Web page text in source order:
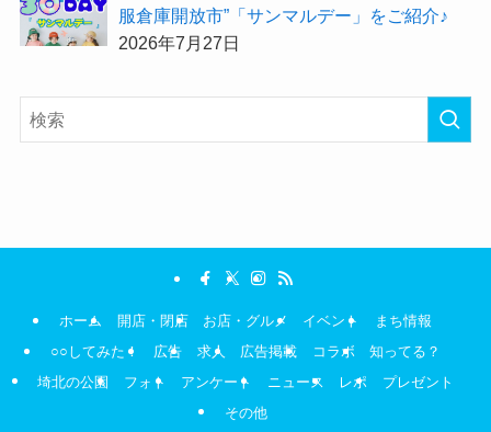
服倉庫開放市”「サンマルデー」をご紹介♪
2026年7月27日
ホーム 開店・閉店 お店・グルメ イベント
まち情報
○○してみた！
広告 求人 広告掲載 コラボ
知ってる？
埼北の公園
フォト アンケート ニュース レポ
プレゼント
その他